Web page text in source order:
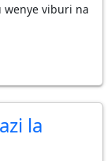
viburi na
la